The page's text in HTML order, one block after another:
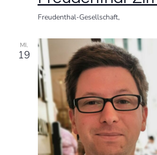
Freudenthal-Gesellschaft,
MI.
19